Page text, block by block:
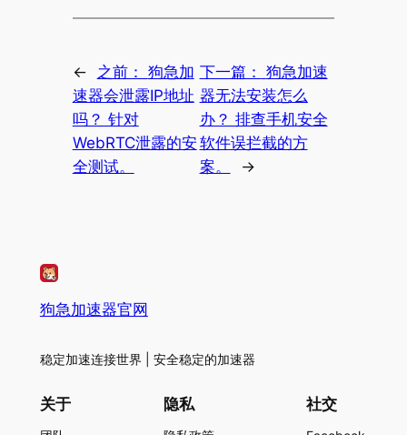
← 之前： 狗急加
速器会泄露IP地址
吗？ 针对
WebRTC泄露的安
全测试。
下一篇： 狗急加速
器无法安装怎么
办？ 排查手机安全
软件误拦截的方
案。
→
狗急加速器官网
稳定加速连接世界 | 安全稳定的加速器
关于 隐私 社交